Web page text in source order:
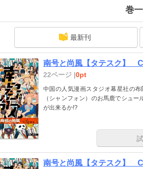
巻
最新刊
南号と尚風【タテスク】
22ページ |0pt
中国の人気漫画スタジオ幕星社の
（シャンフォン）のお馬鹿でシュ
が出来るか!?
南号と尚風【タテスク】